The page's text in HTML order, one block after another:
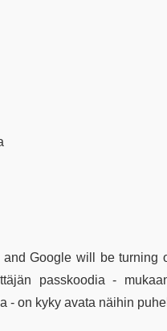
Google will be
passkoodia -
- on kyky avata näihin